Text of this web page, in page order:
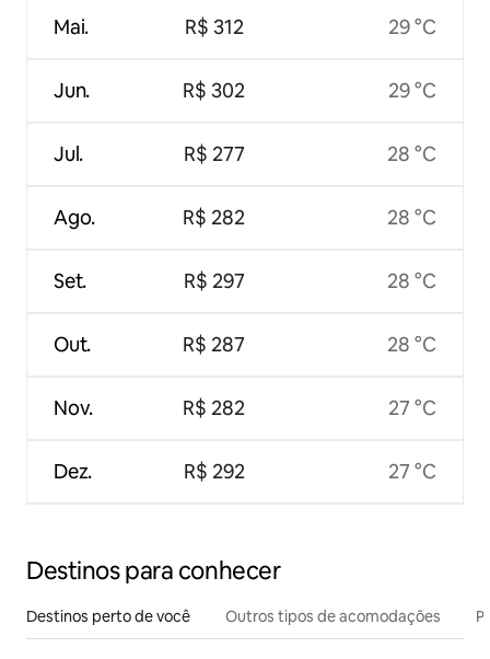
Mai.
Jun.
Jul.
Ago.
Set.
Out.
Nov.
Dez.
R$ 312
R$ 302
R$ 277
R$ 282
R$ 297
R$ 287
R$ 282
R$ 292
29 °C
29 °C
28 °C
28 °C
28 °C
28 °C
27 °C
27 °C
Destinos para conhecer
Destinos perto de você Outros tipos de acomodações